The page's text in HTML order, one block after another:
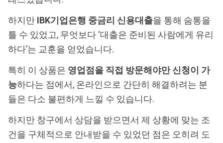
하지만 IBK기업은행 중금리 신용대출을 통해 숨통을
틀 수 있었고, 무엇보다 ‘대출은 준비된 사람에게 유리
하다’는 교훈을 얻었습니다.
특히 이 상품은 영업점을 직접 방문해야만 신청이 가
능하다는 점에서, 온라인으로 간단히 해결하려는 분
들은 다소 불편하게 느낄 수 있습니다.
하지만 창구에서 상담을 받으면서 제 상황에 맞는 조
건을 구체적으로 안내받을 수 있었던 점은 오히려 도